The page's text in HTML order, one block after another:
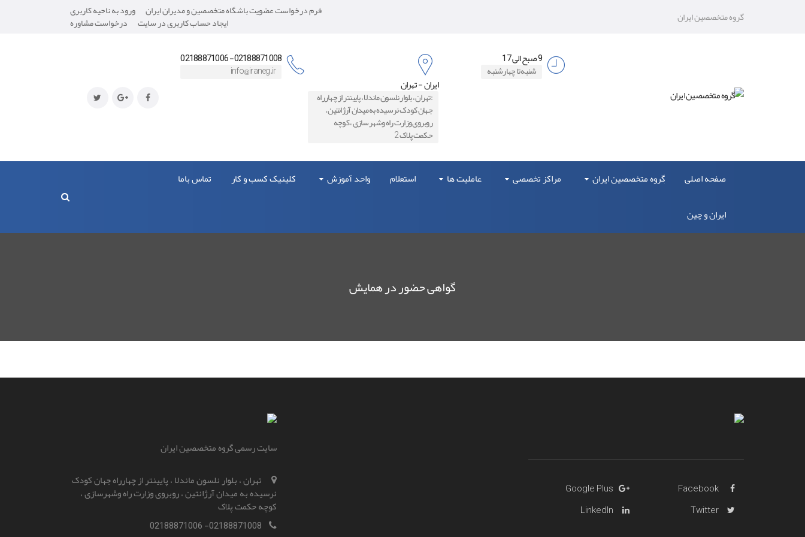
گروه متخصصین ایران فرم درخواست عضویت باشگاه متخصصین و مدیران ایران ورود به ناحیه کاربری
ایجاد حساب کاربری در سایت درخواست مشاوره
02188871008- 02188871006
info@iraneg.ir
ایران - تهران
:تهران ، بلوار نلسون ماندلا ، پایینتر از چهارراه
جهان کودک نرسیده به میدان آرژانتین ،
روبروی وزارت راه و‌شهرسازی ، کوچه
حکمت پلاک 2
9 صبح الی 17
شنبه تا چهارشنبه
صفحه اصلی گروه متخصصین ایران مراکز تخصصی عاملیت ها استعلام واحد آموزش کلینیک کسب و کار
تماس باما
ایران و چین
گواهی حضور در همایش
سایت رسمی گروه متخصصین ایران
تهران ، بلوار نلسون ماندلا ، پایینتر از چهارراه جهان کودک
نرسیده به میدان آرژانتین ، روبروی وزارت راه و‌شهرسازی ،
کوچه حکمت پلاک
Facebook
Google Plus
Twitter
LinkedIn